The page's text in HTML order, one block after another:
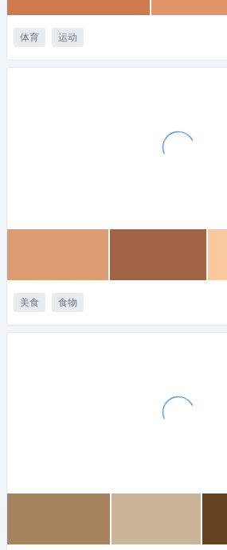
体育 运动
美食 食物